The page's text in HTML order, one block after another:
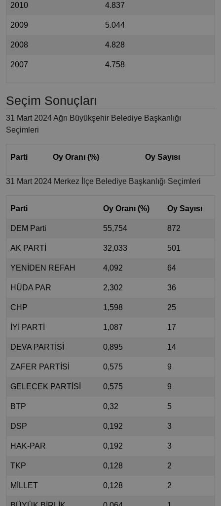
2010 4.837
2009 5.044
2008 4.828
2007 4.758
Seçim Sonuçları
31 Mart 2024 Ağrı Büyükşehir Belediye Başkanlığı
Seçimleri
Parti Oy Oranı (%) Oy Sayısı
31 Mart 2024 Merkez İlçe Belediye Başkanlığı Seçimleri
Parti Oy Oranı (%) Oy Sayısı
DEM Parti 55,754 872
AK PARTİ 32,033 501
YENİDEN REFAH 4,092 64
HÜDA PAR 2,302 36
CHP 1,598 25
İYİ PARTİ 1,087 17
DEVA PARTİSİ 0,895 14
ZAFER PARTİSİ 0,575 9
GELECEK PARTİSİ 0,575 9
BTP 0,32 5
DSP 0,192 3
HAK-PAR 0,192 3
TKP 0,128 2
MİLLET 0,128 2